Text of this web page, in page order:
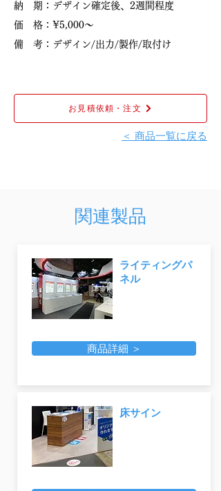
納 期：デザイン確定後、2週間程度
価 格：¥5,000〜
備 考：デザイン/出力/製作/取付け
お見積依頼・注文
＜ 商品一覧に戻る
関連製品
ライティングパ
ネル
商品詳細 ＞
床サイン